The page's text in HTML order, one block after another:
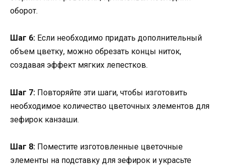
оборот.
Шаг 6: Если необходимо придать дополнительный
объем цветку, можно обрезать концы ниток,
создавая эффект мягких лепестков.
Шаг 7: Повторяйте эти шаги, чтобы изготовить
необходимое количество цветочных элементов для
зефирок канзаши.
Шаг 8: Поместите изготовленные цветочные
элементы на подставку для зефирок и украсьте